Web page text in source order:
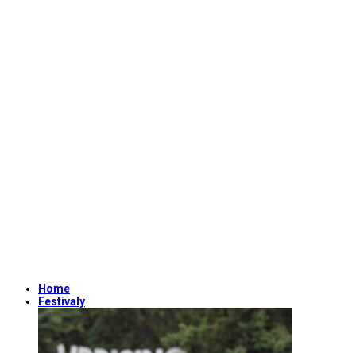
Home
Festivaly